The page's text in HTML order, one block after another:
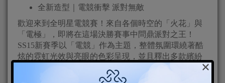
全新造型｜電競衝擊 派對無敵
歡迎來到全明星電競賽！來自各個時空的「火花」與
「電極」，即將在這場決勝賽事中問鼎派對之王！
SS15新賽季以「電競」作為主題，整體氛圍環繞著酷
炫的霓虹光效與亮眼的色彩呈現，並且釋出多款繽紛
套裝造型與武器造型，為腸島帶來前所未有的視覺效
果！各位帥腸與美腸，現在立即上線，成為全場最靚
×